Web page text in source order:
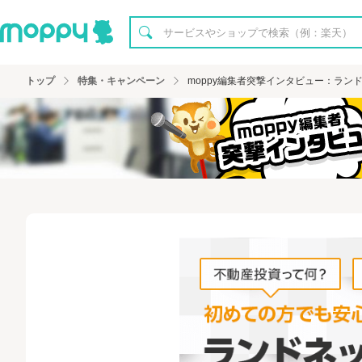
トップ 特集・キャンペーン moppy編集者突撃インタビュー：ラン